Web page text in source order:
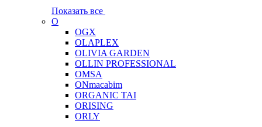
Показать все
O
OGX
OLAPLEX
OLIVIA GARDEN
OLLIN PROFESSIONAL
OMSA
ONmacabim
ORGANIC TAI
ORISING
ORLY